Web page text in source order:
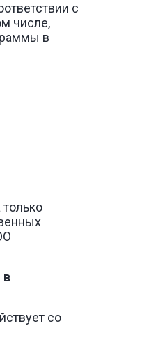
с
числе,
в
в
со